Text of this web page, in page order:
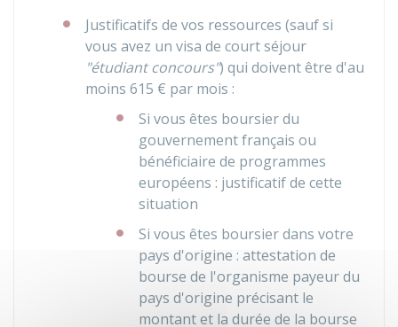
Justificatifs de vos ressources (sauf si
vous avez un visa de court séjour
"étudiant concours") qui doivent être d'au
moins 615 € par mois :
Si vous êtes boursier du
gouvernement français ou
bénéficiaire de programmes
européens : justificatif de cette
situation
Si vous êtes boursier dans votre
pays d'origine : attestation de
bourse de l'organisme payeur du
pays d'origine précisant le
montant et la durée de la bourse